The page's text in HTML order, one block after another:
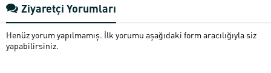
Ziyaretçi Yorumları
Henüz yorum yapılmamış. İlk yorumu aşağıdaki form aracılığıyla siz
yapabilirsiniz.